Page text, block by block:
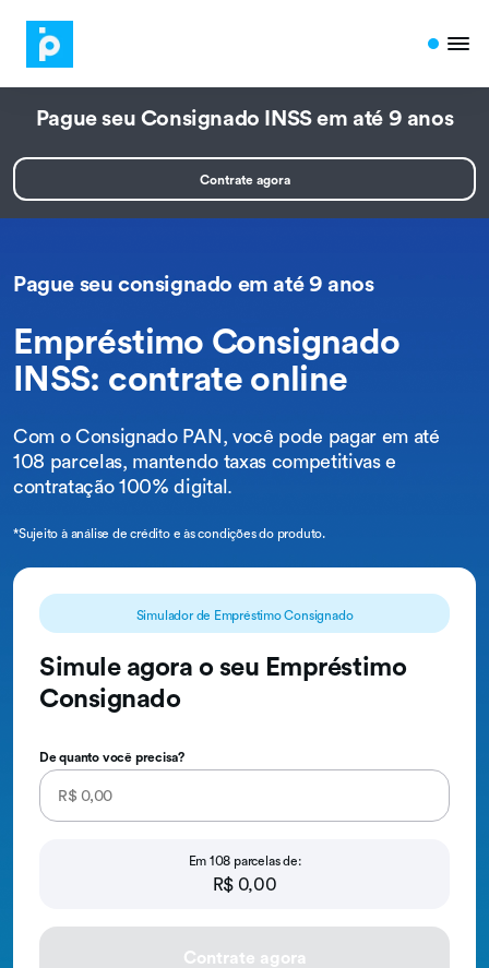
Pague seu Consignado INSS em até 9 anos
Contrate agora
Pague seu consignado em até 9 anos
Empréstimo Consignado
INSS: contrate online
Com o Consignado PAN, você pode pagar em até
108 parcelas, mantendo taxas competitivas e
contratação 100% digital.
*Sujeito à análise de crédito e às condições do produto.
Simulador de Empréstimo Consignado
Simule agora o seu Empréstimo
Consignado
De quanto você precisa?
Em 108 parcelas de:
R$ 0,00
Contrate agora